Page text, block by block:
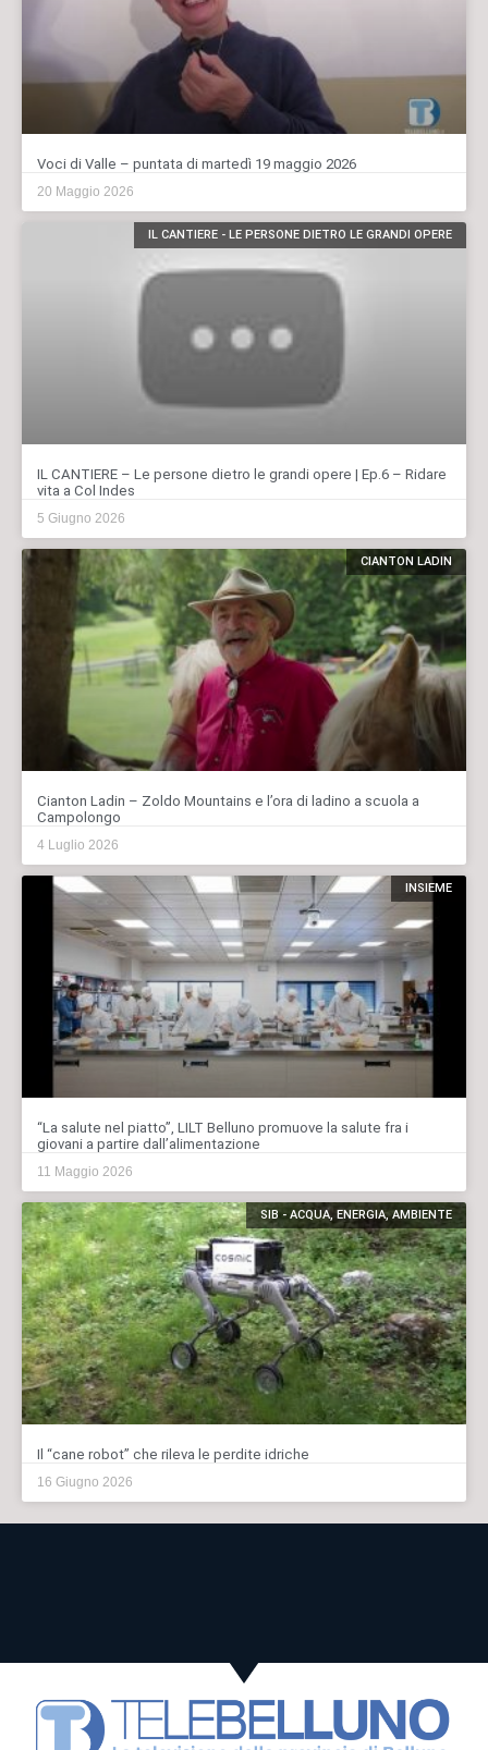
Voci di Valle – puntata di martedì 19 maggio 2026
20 Maggio 2026
IL CANTIERE - LE PERSONE DIETRO LE GRANDI OPERE
IL CANTIERE – Le persone dietro le grandi opere | Ep.6 – Ridare
vita a Col Indes
5 Giugno 2026
CIANTON LADIN
Cianton Ladin – Zoldo Mountains e l’ora di ladino a scuola a
Campolongo
4 Luglio 2026
INSIEME
“La salute nel piatto”, LILT Belluno promuove la salute fra i
giovani a partire dall’alimentazione
11 Maggio 2026
SIB - ACQUA, ENERGIA, AMBIENTE
Il “cane robot” che rileva le perdite idriche
16 Giugno 2026